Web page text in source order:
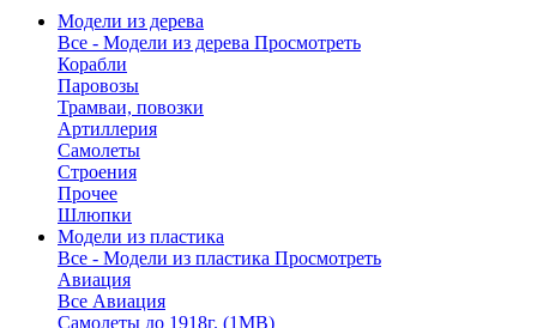
Модели из дерева
Все - Модели из дерева Просмотреть
Корабли
Паровозы
Трамваи, повозки
Артиллерия
Самолеты
Строения
Прочее
Шлюпки
Модели из пластика
Все - Модели из пластика Просмотреть
Авиация
Все Авиация
Самолеты до 1918г. (1МВ)